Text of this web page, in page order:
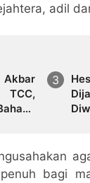
adil
TCC,
bagi